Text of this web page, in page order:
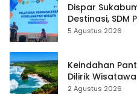
Dispar
Destinasi, SDM
hingga Teknik
5 Agustus 2026
Keindahan
Dilirik
2 Agustus 2026